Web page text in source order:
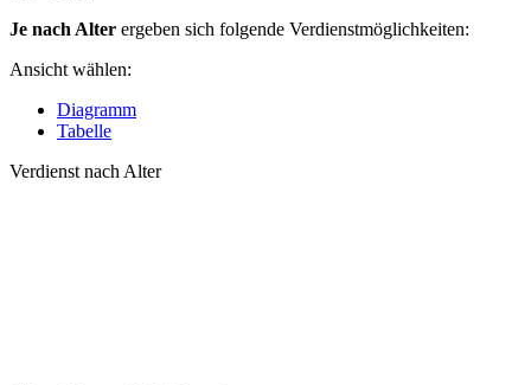
Je nach Alter ergeben sich folgende Verdienstmöglichkeiten:
Ansicht wählen:
Diagramm
Tabelle
Verdienst nach Alter